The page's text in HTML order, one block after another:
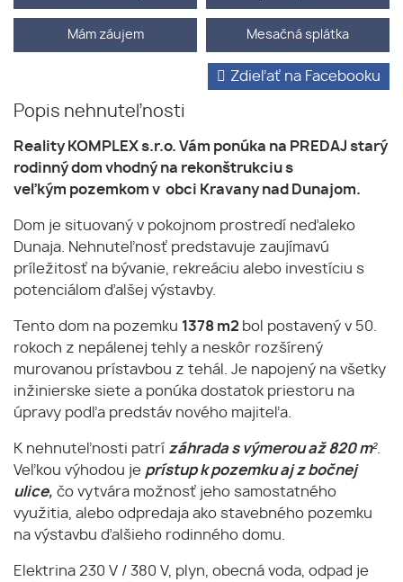
Mám záujem Mesačná splátka
Popis nehnuteľnosti
Zdieľať na Facebooku
Reality KOMPLEX s.r.o. Vám ponúka na PREDAJ starý
rodinný dom vhodný na rekonštrukciu s
veľkým pozemkom v obci Kravany nad Dunajom.
Dom je situovaný v pokojnom prostredí neďaleko
Dunaja. Nehnuteľnosť predstavuje zaujímavú
príležitosť na bývanie, rekreáciu alebo investíciu s
potenciálom ďalšej výstavby.
Tento dom na pozemku 1378 m2 bol postavený v 50.
rokoch z nepálenej tehly a neskôr rozšírený
murovanou prístavbou z tehál. Je napojený na všetky
inžinierske siete a ponúka dostatok priestoru na
úpravy podľa predstáv nového majiteľa.
K nehnuteľnosti patrí záhrada s výmerou až 820 m².
Veľkou výhodou je prístup k pozemku aj z bočnej
ulice, čo vytvára možnosť jeho samostatného
využitia, alebo odpredaja ako stavebného pozemku
na výstavbu ďalšieho rodinného domu.
Elektrina 230 V / 380 V, plyn, obecná voda, odpad je